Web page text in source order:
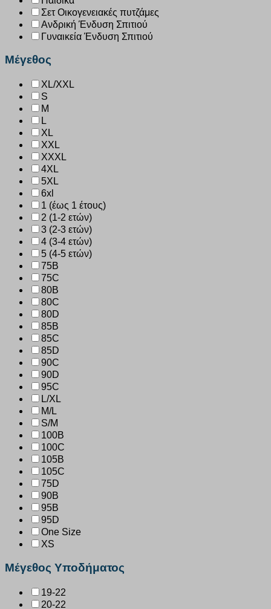
Σετ Οικογενειακές πυτζάμες
Ανδρική Ένδυση Σπιτιού
Γυναικεία Ένδυση Σπιτιού
Μέγεθος
XL/XXL
S
M
L
XL
XXL
XXXL
4XL
5XL
6xl
1 (έως 1 έτους)
2 (1-2 ετών)
3 (2-3 ετών)
4 (3-4 ετών)
5 (4-5 ετών)
75B
75C
80B
80C
80D
85B
85C
85D
90C
90D
95C
L/XL
M/L
S/M
100B
100C
105B
105C
75D
90B
95B
95D
One Size
XS
Μέγεθος Υποδήματος
19-22
20-22